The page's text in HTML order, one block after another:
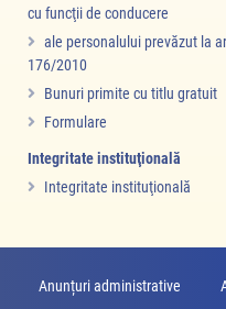
cu funcţii de conducere
ale personalului prevăzut la
176/2010
Bunuri primite cu titlu gratuit
Formulare
Integritate instituţională
Integritate instituţională
Anunțuri administrative